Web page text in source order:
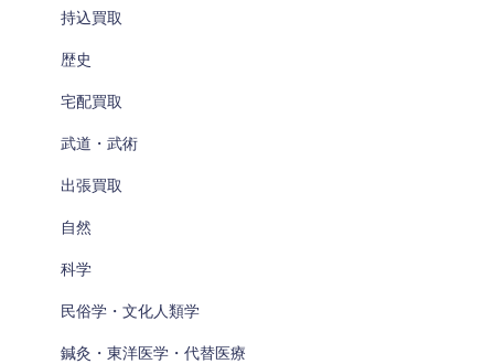
持込買取
歴史
宅配買取
武道・武術
出張買取
自然
科学
民俗学・文化人類学
鍼灸・東洋医学・代替医療